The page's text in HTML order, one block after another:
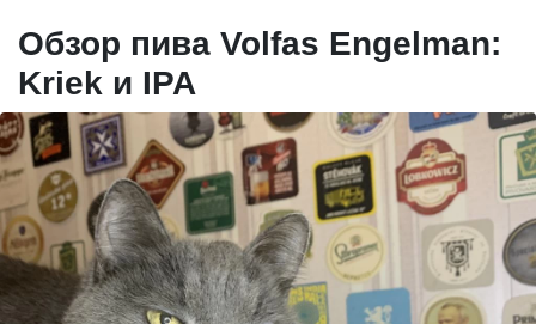
Обзор пива Volfas Engelman:
Kriek и IPA